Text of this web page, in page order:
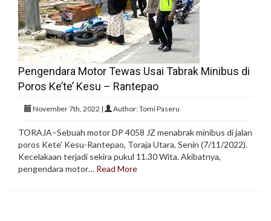
Pengendara Motor Tewas Usai Tabrak Minibus di
Poros Ke’te’ Kesu – Rantepao
November 7th, 2022 | Author: Tomi Paseru
TORAJA–Sebuah motor DP 4058 JZ menabrak minibus di jalan
poros Kete’ Kesu-Rantepao, Toraja Utara, Senin (7/11/2022).
Kecelakaan terjadi sekira pukul 11.30 Wita. Akibatnya,
pengendara motor… Read More